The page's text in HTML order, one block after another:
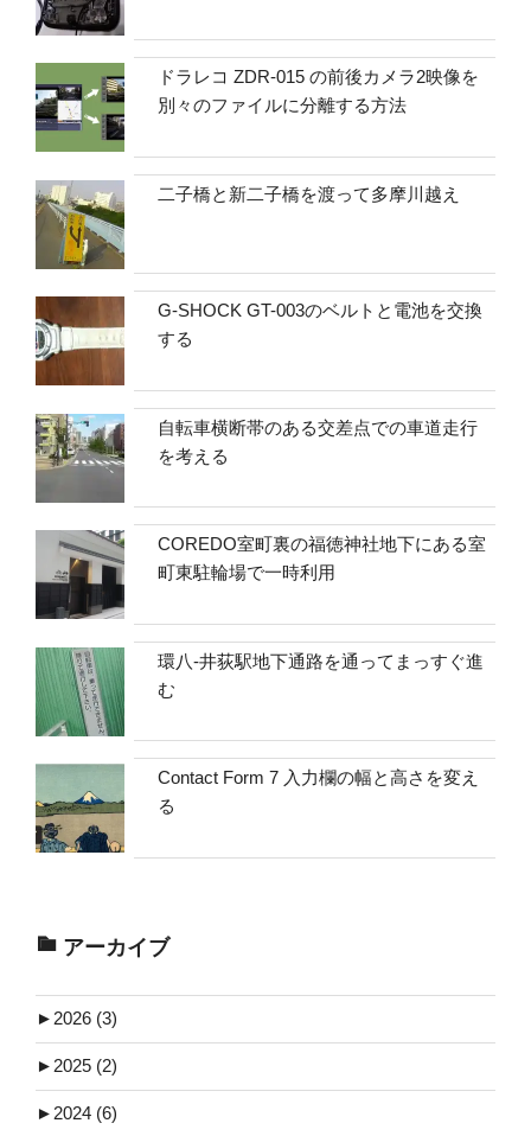
ドラレコ ZDR-015 の前後カメラ2映像を
別々のファイルに分離する方法
二子橋と新二子橋を渡って多摩川越え
G-SHOCK GT-003のベルトと電池を交換
する
自転車横断帯のある交差点での車道走行
を考える
COREDO室町裏の福徳神社地下にある室
町東駐輪場で一時利用
環八-井荻駅地下通路を通ってまっすぐ進
む
Contact Form 7 入力欄の幅と高さを変え
る
アーカイブ
► 2026 (3)
► 2025 (2)
► 2024 (6)